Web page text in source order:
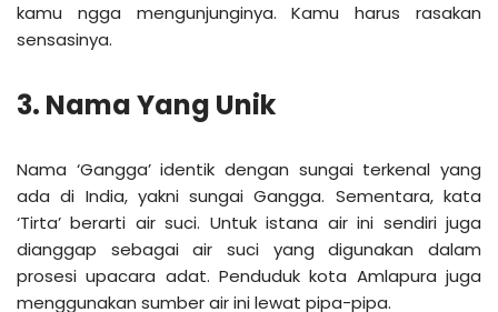
kamu ngga mengunjunginya. Kamu harus rasakan
sensasinya.
3. Nama Yang Unik
Nama ‘Gangga’ identik dengan sungai terkenal yang
ada di India, yakni sungai Gangga. Sementara, kata
‘Tirta’ berarti air suci. Untuk istana air ini sendiri juga
dianggap sebagai air suci yang digunakan dalam
prosesi upacara adat. Penduduk kota Amlapura juga
menggunakan sumber air ini lewat pipa-pipa.